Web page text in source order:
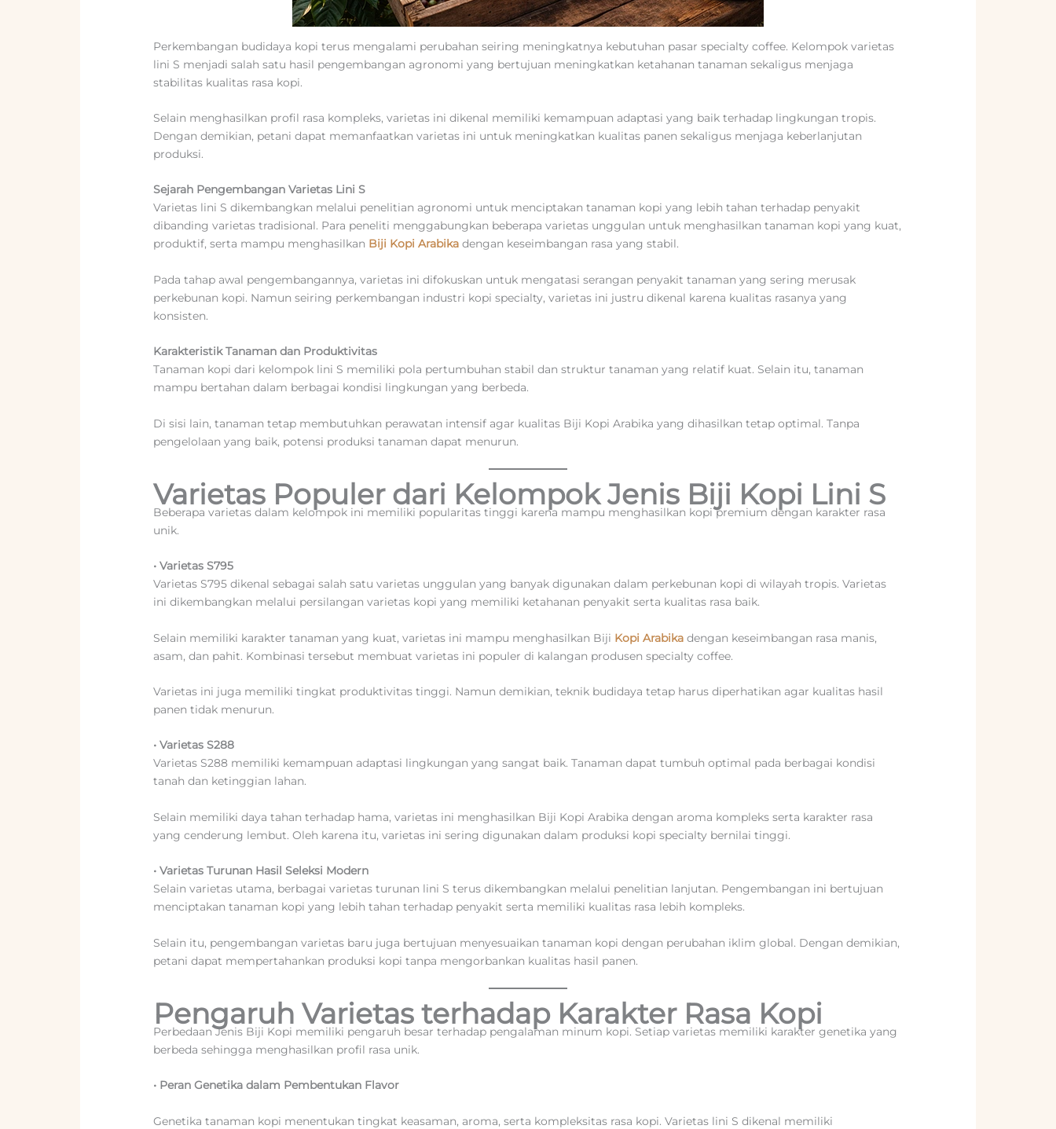
Perkembangan budidaya kopi terus mengalami perubahan seiring meningkatnya kebutuhan pasar specialty coffee. Kelompok varietas
lini S menjadi salah satu hasil pengembangan agronomi yang bertujuan meningkatkan ketahanan tanaman sekaligus menjaga
stabilitas kualitas rasa kopi.
Selain menghasilkan profil rasa kompleks, varietas ini dikenal memiliki kemampuan adaptasi yang baik terhadap lingkungan tropis.
Dengan demikian, petani dapat memanfaatkan varietas ini untuk meningkatkan kualitas panen sekaligus menjaga keberlanjutan
produksi.
Sejarah Pengembangan Varietas Lini S
Varietas lini S dikembangkan melalui penelitian agronomi untuk menciptakan tanaman kopi yang lebih tahan terhadap penyakit
dibanding varietas tradisional. Para peneliti menggabungkan beberapa varietas unggulan untuk menghasilkan tanaman kopi yang kuat,
produktif, serta mampu menghasilkan Biji Kopi Arabika dengan keseimbangan rasa yang stabil.
Pada tahap awal pengembangannya, varietas ini difokuskan untuk mengatasi serangan penyakit tanaman yang sering merusak
perkebunan kopi. Namun seiring perkembangan industri kopi specialty, varietas ini justru dikenal karena kualitas rasanya yang
konsisten.
Karakteristik Tanaman dan Produktivitas
Tanaman kopi dari kelompok lini S memiliki pola pertumbuhan stabil dan struktur tanaman yang relatif kuat. Selain itu, tanaman
mampu bertahan dalam berbagai kondisi lingkungan yang berbeda.
Di sisi lain, tanaman tetap membutuhkan perawatan intensif agar kualitas Biji Kopi Arabika yang dihasilkan tetap optimal. Tanpa
pengelolaan yang baik, potensi produksi tanaman dapat menurun.
Varietas Populer dari Kelompok Jenis Biji Kopi Lini S
Beberapa varietas dalam kelompok ini memiliki popularitas tinggi karena mampu menghasilkan kopi premium dengan karakter rasa
unik.
• Varietas S795
Varietas S795 dikenal sebagai salah satu varietas unggulan yang banyak digunakan dalam perkebunan kopi di wilayah tropis. Varietas
ini dikembangkan melalui persilangan varietas kopi yang memiliki ketahanan penyakit serta kualitas rasa baik.
Selain memiliki karakter tanaman yang kuat, varietas ini mampu menghasilkan Biji Kopi Arabika dengan keseimbangan rasa manis,
asam, dan pahit. Kombinasi tersebut membuat varietas ini populer di kalangan produsen specialty coffee.
Varietas ini juga memiliki tingkat produktivitas tinggi. Namun demikian, teknik budidaya tetap harus diperhatikan agar kualitas hasil
panen tidak menurun.
• Varietas S288
Varietas S288 memiliki kemampuan adaptasi lingkungan yang sangat baik. Tanaman dapat tumbuh optimal pada berbagai kondisi
tanah dan ketinggian lahan.
Selain memiliki daya tahan terhadap hama, varietas ini menghasilkan Biji Kopi Arabika dengan aroma kompleks serta karakter rasa
yang cenderung lembut. Oleh karena itu, varietas ini sering digunakan dalam produksi kopi specialty bernilai tinggi.
• Varietas Turunan Hasil Seleksi Modern
Selain varietas utama, berbagai varietas turunan lini S terus dikembangkan melalui penelitian lanjutan. Pengembangan ini bertujuan
menciptakan tanaman kopi yang lebih tahan terhadap penyakit serta memiliki kualitas rasa lebih kompleks.
Selain itu, pengembangan varietas baru juga bertujuan menyesuaikan tanaman kopi dengan perubahan iklim global. Dengan demikian,
petani dapat mempertahankan produksi kopi tanpa mengorbankan kualitas hasil panen.
Pengaruh Varietas terhadap Karakter Rasa Kopi
Perbedaan Jenis Biji Kopi memiliki pengaruh besar terhadap pengalaman minum kopi. Setiap varietas memiliki karakter genetika yang
berbeda sehingga menghasilkan profil rasa unik.
• Peran Genetika dalam Pembentukan Flavor
Genetika tanaman kopi menentukan tingkat keasaman, aroma, serta kompleksitas rasa kopi. Varietas lini S dikenal memiliki